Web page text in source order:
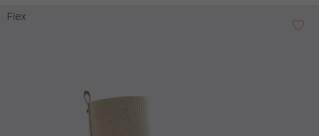
Flex